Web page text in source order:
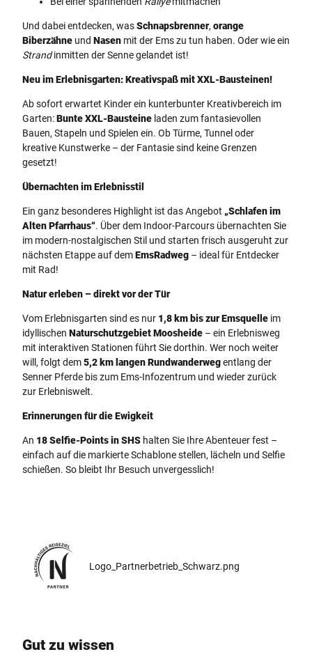
Und dabei entdecken, wasSchnapsbrenner, orange
Biberzähne und Nasen mit der Ems zu tun haben. Oder wie ein
Strandinmitten der Senne gelandet ist!
Neu im Erlebnisgarten: Kreativspaß mit XXL-Bausteinen!
Ab sofort erwartet Kinder ein kunterbunter Kreativbereich im
Garten:Bunte XXL-Bausteine laden zum fantasievollen
Bauen, Stapeln und Spielen ein. Ob Türme, Tunnel oder
kreative Kunstwerke – der Fantasie sind keine Grenzen
gesetzt!
Übernachten im Erlebnisstil
Ein ganz besonderes Highlight ist das Angebot „Schlafen im
Alten Pfarrhaus“. Über dem Indoor-Parcours übernachten Sie
im modern-nostalgischen Stil und starten frisch ausgeruht zur
nächsten Etappe auf demEmsRadweg – ideal für Entdecker
mit Rad!
Natur erleben – direkt vor der Tür
Vom Erlebnisgarten sind es nur 1,8 km bis zur Emsquelle im
idyllischen Naturschutzgebiet Moosheide – ein Erlebnisweg
mit interaktiven Stationen führt Sie dorthin. Wer noch weiter
will, folgt dem5,2 km langen Rundwanderwegentlang der
Senner Pferde bis zum Ems-Infozentrum und wieder zurück
zur Erlebniswelt.
Erinnerungen für die Ewigkeit
An 18 Selfie-Points in SHS halten Sie Ihre Abenteuer fest –
einfach auf die markierte Schablone stellen, lächeln und Selfie
schießen. So bleibt Ihr Besuch unvergesslich!
Logo_Partnerbetrieb_Schwarz.png
Gut zu wissen